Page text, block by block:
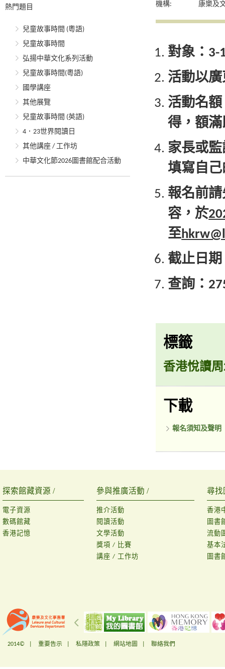
熱門題目
兒童故事時間 (粵語)
兒童故事時間
弘揚中華文化系列活動
兒童故事時間(粵語)
國學講座
其他展覽
兒童故事時間 (英語)
4．23世界閱讀日
其他講座 / 工作坊
中華文化節2026圖書館配合活動
機構:
康樂及
對象：3-
活動以
活動名
得，額
家長或
填寫自
報名前
容，於
至
截止日期
查詢：
標籤
香港悅讀周
下載
報名須知及聲明
探索館藏資源 /
電子資源
數碼館藏
香港記憶
參與推廣活動 /
推介活動
閱讀活動
文學活動
獎項 / 比賽
講座 / 工作坊
尋找
香港
圖書
流動
基本
圖書
2014© | 重要告示 私隱政策 網站地圖 聯絡我們